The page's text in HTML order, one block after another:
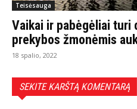
Teisėsauga
Vaikai ir pabėgėliai turi
prekybos žmonėmis
18 spalio, 2022
SEKITE KARŠTĄ KOMENTARĄ